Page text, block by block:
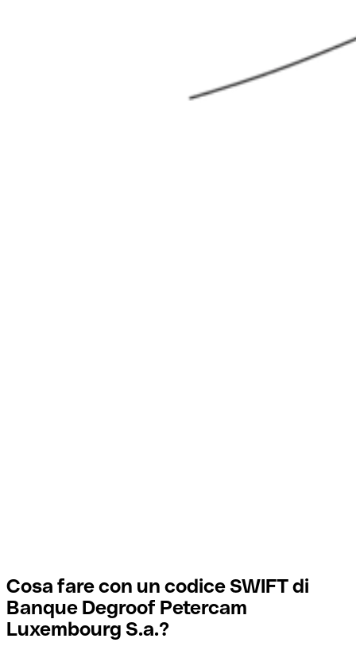
Cosa fare con un codice SWIFT di
Banque Degroof Petercam
Luxembourg S.a.?